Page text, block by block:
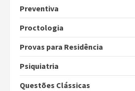
Preventiva
Proctologia
Provas para Residência
Psiquiatria
Questões Clássicas